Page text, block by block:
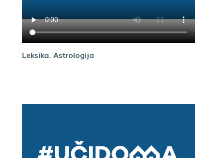
Leksika. Astrologija